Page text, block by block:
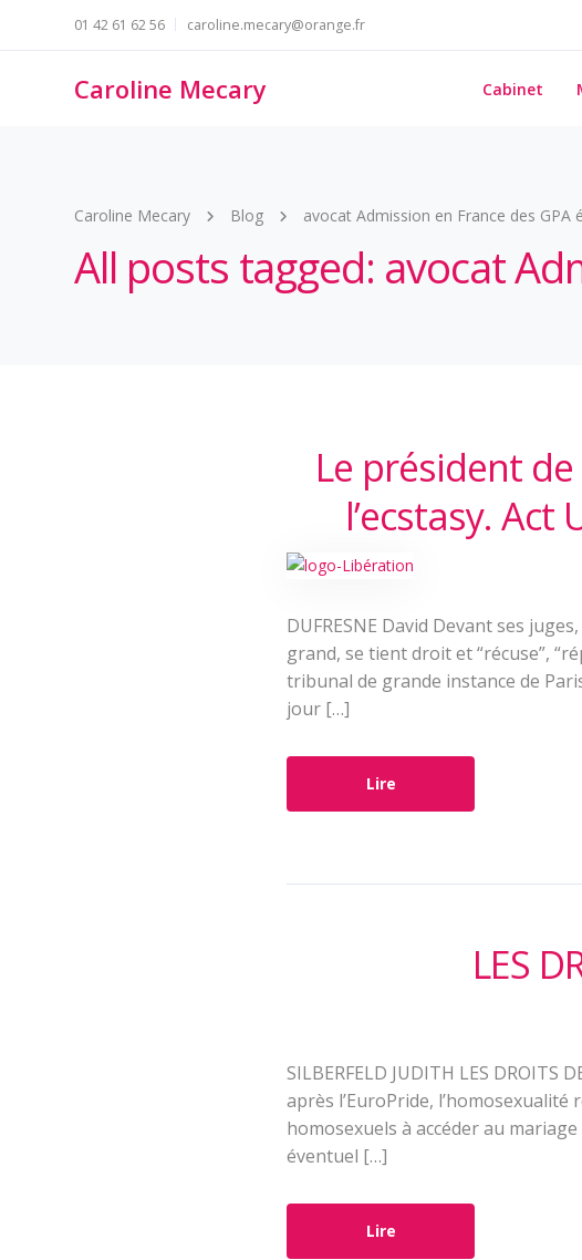
01 42 61 62 56 caroline.mecary@orange.fr
Caroline Mecary Cabinet
Caroline Mecary Blog avocat Admission en France des GPA
All posts tagged: avocat
Le président
l’ecstasy.
DUFRESNE David Devant ses
grand, se tient droit et “récuse”,
tribunal de grande instance de
jour […]
Lire
LES
SILBERFELD JUDITH LES DROITS
après l’EuroPride,
homosexuels à accéder au
éventuel […]
Lire